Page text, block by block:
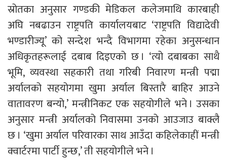
स्रोतका अनुसार गण्डकी मेडिकल कलेजमाथि कारबाही
अघि नबढाउन राष्ट्रपति कार्यालयबाट ‘राष्ट्रपति विद्यादेवी
भण्डारीज्यू’ को सन्देश भन्दै विभागमा रहेका अनुसन्धान
अधिकृतहरूलाई दबाब दिइएको छ । ‘त्यो दबाबका साथै
भूमि, व्यवस्था सहकारी तथा गरिबी निवारण मन्त्री पद्मा
अर्यालको सहयोगमा खुमा अर्याल बिस्तारै बाहिर आउने
वातावरण बन्यो,’ मन्त्रीनिकट एक सहयोगीले भने । उसका
अनुसार मन्त्री अर्यालको निवासमा उनको आउजाउ बाक्लै
छ । ‘खुमा अर्याल परिवारका साथ आउँदा कहिलेकाहीं मन्त्री
क्वार्टरमा पार्टी हुन्छ,’ ती सहयोगीले भने ।